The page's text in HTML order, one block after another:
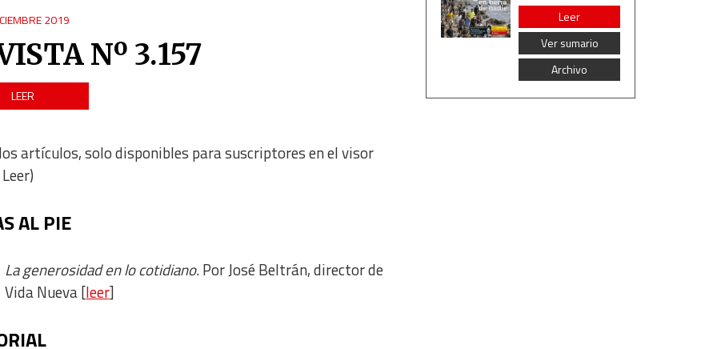
2019
Nº 3.157
LEER
artículos, solo disponibles para suscriptores en el visor
AL PIE
La generosidad en lo cotidiano.Por José Beltrán, director de
Vida Nueva [leer]
Leer
Ver sumario
Archivo